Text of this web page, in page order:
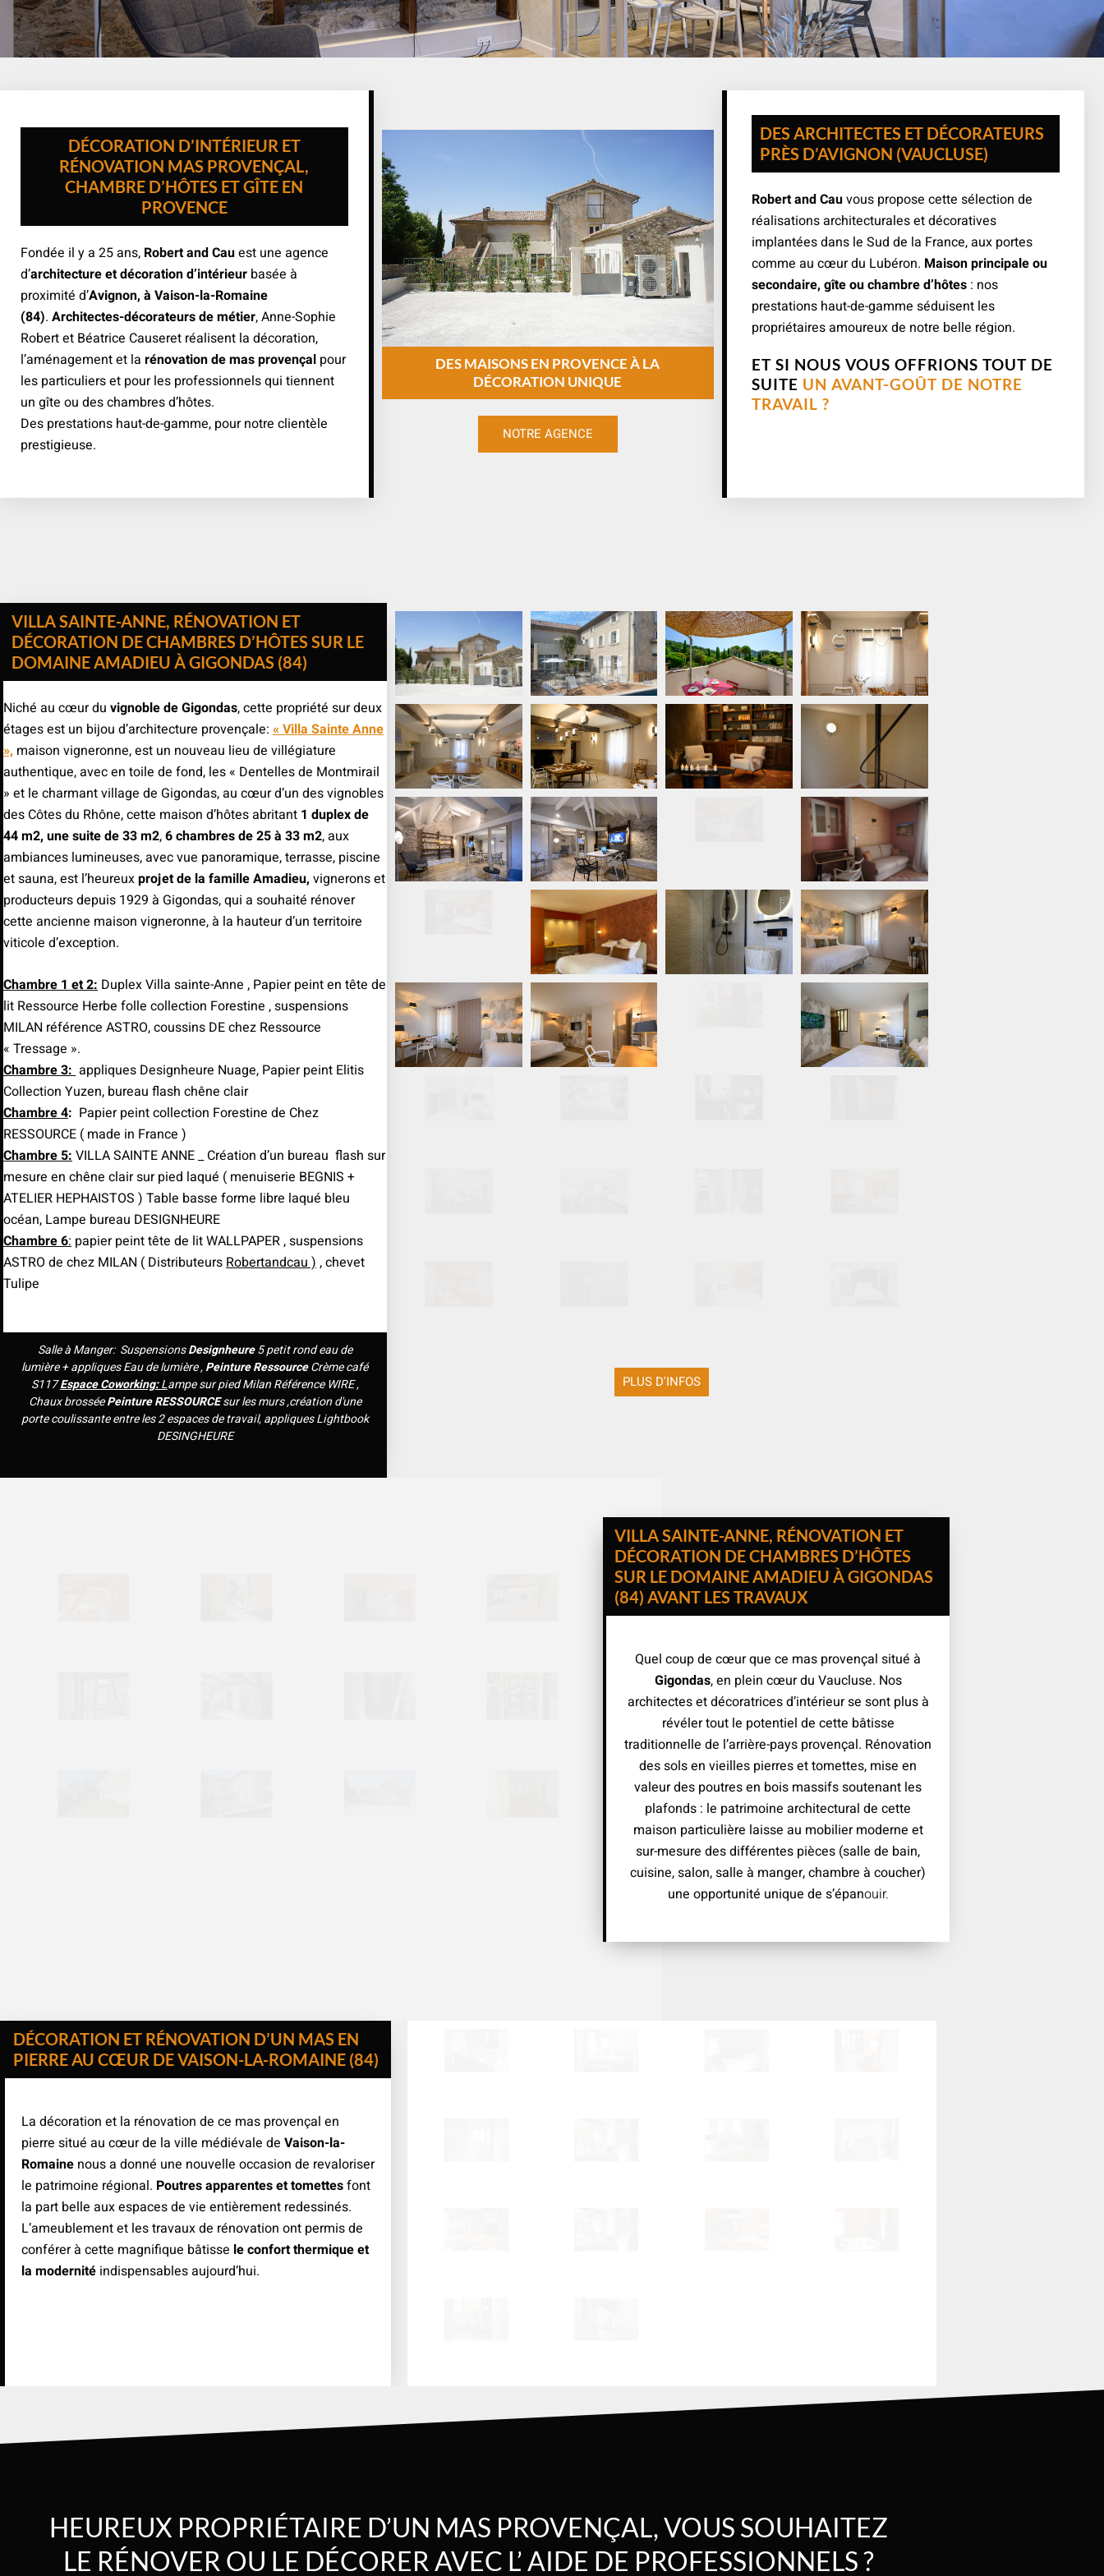
DÉCORATION D’INTÉRIEUR ET
RÉNOVATION MAS PROVENÇAL,
CHAMBRE D’HÔTES ET GÎTE EN
PROVENCE
Fondée il y a 25 ans, Robert and Cauest une agence
d’architecture et décoration d’intérieur basée à
proximité d’Avignon, à Vaison-la-Romaine
(84). Architectes-décorateurs de métier, Anne-Sophie
Robert et Béatrice Causeret réalisent la décoration,
l’aménagement et la rénovation de mas provençal pour
les particuliers et pour les professionnels qui tiennent
un gîte ou des chambres d’hôtes.
Des prestations haut-de-gamme, pour notre clientèle
prestigieuse.
DES MAISONS EN PROVENCE À LA
DÉCORATION UNIQUE
NOTRE AGENCE
DES ARCHITECTES ET DÉCORATEURS
PRÈS D’AVIGNON (VAUCLUSE)
Robert and Cauvous propose cette sélection de
réalisations architecturales et décoratives
implantées dans le Sud de la France, aux portes
comme au cœur du Lubéron. Maison principale ou
secondaire, gîte ou chambre d’hôtes: nos
prestations haut-de-gamme séduisent les
propriétaires amoureux de notre belle région.
ET SI NOUS VOUS OFFRIONS TOUT DE
SUITE UN AVANT-GOÛT DE NOTRE
TRAVAIL ?
VILLA SAINTE-ANNE, RÉNOVATION ET
DÉCORATION DE CHAMBRES D’HÔTES SUR LE
DOMAINE AMADIEU À GIGONDAS (84)
Niché au cœur du vignoble de Gigondas, cette propriété sur deux
étages est un bijou d’architecture provençale: « Villa Sainte Anne
», maison vigneronne, est un nouveau lieu de villégiature
authentique, avec en toile de fond, les « Dentelles de Montmirail
» et le charmant village de Gigondas, au cœur d’un des vignobles
des Côtes du Rhône, cette maison d’hôtes abritant 1 duplex de
44 m2, unesuite de 33 m2,6 chambres de 25 à 33 m2, aux
ambiances lumineuses, avec vue panoramique, terrasse, piscine
et sauna, est l’heureuxprojet de la famille Amadieu, vignerons et
producteurs depuis 1929 à Gigondas, qui a souhaité rénover
cette ancienne maison vigneronne, à la hauteur d’un territoire
viticole d’exception.
Chambre 1 et 2: Duplex Villa sainte-Anne , Papier peint en tête de
lit Ressource Herbe folle collection Forestine , suspensions
MILAN référence ASTRO, coussins DE chez Ressource
« Tressage ».
Chambre 3:appliques Designheure Nuage, Papier peint Elitis
Collection Yuzen, bureau flash chêne clair
Chambre 4: Papier peint collection Forestine de Chez
RESSOURCE ( made in France )
Chambre 5:VILLA SAINTE ANNE _ Création d’un bureau flash sur
mesure en chêne clair sur pied laqué ( menuiserie BEGNIS +
ATELIER HEPHAISTOS ) Table basse forme libre laqué bleu
océan, Lampe bureau DESIGNHEURE
Chambre 6: papier peint tête de lit WALLPAPER , suspensions
ASTRO de chez MILAN ( DistributeursRobertandcau ), chevet
Tulipe
Salle à Manger: SuspensionsDesignheure5 petit rond eau de
lumière + appliques Eau de lumière ,Peinture RessourceCrème café
S117Espace Coworking:Lampe sur pied Milan Référence WIRE ,
Chaux brosséePeinture RESSOURCEsur les murs ,création d'une
porte coulissante entre les 2 espaces de travail, appliques Lightbook
DESINGHEURE
PLUS D'INFOS
VILLA SAINTE-ANNE, RÉNOVATION ET
DÉCORATION DE CHAMBRES D’HÔTES
SUR LE DOMAINE AMADIEU À GIGONDAS
(84) AVANT LES TRAVAUX
Quel coup de cœur que ce mas provençal situé à
Gigondas, en plein cœur du Vaucluse. Nos
architectes et décoratrices d’intérieur se sont plus à
révéler tout le potentiel de cette bâtisse
traditionnelle de l’arrière-pays provençal. Rénovation
des sols en vieilles pierres et tomettes, mise en
valeur des poutres en bois massifs soutenant les
plafonds : le patrimoine architectural de cette
maison particulière laisse au mobilier moderne et
sur-mesure des différentes pièces (salle de bain,
cuisine, salon, salle à manger, chambre à coucher)
une opportunité unique de s’épanouir.
DÉCORATION ET RÉNOVATION D’UN MAS EN
PIERREAU CŒUR DE VAISON-LA-ROMAINE (84)
La décoration et la rénovation de ce mas provençal en
pierre situé au cœur de la ville médiévale de Vaison-la-
Romaine nous a donné une nouvelle occasion de revaloriser
le patrimoine régional. Poutres apparentes et tomettesfont
la part belle aux espaces de vie entièrement redessinés.
L’ameublement et les travaux de rénovation ont permis de
conférer à cette magnifique bâtisse le confort thermique et
la modernité indispensables aujourd’hui.
HEUREUX PROPRIÉTAIRE D’UN MAS PROVENÇAL, VOUS SOUHAITEZ
LE RÉNOVER OU LE DÉCORER AVEC L’ AIDE DE PROFESSIONNELS ?